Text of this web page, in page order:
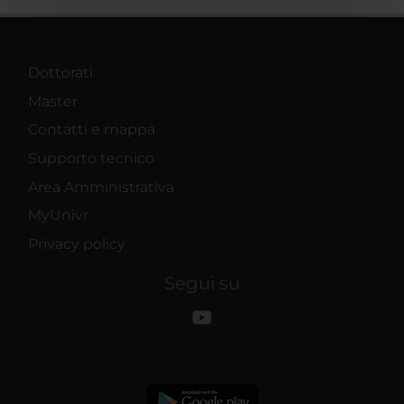
Dottorati
Master
Contatti e mappa
Supporto tecnico
Area Amministrativa
MyUnivr
Privacy policy
Segui su